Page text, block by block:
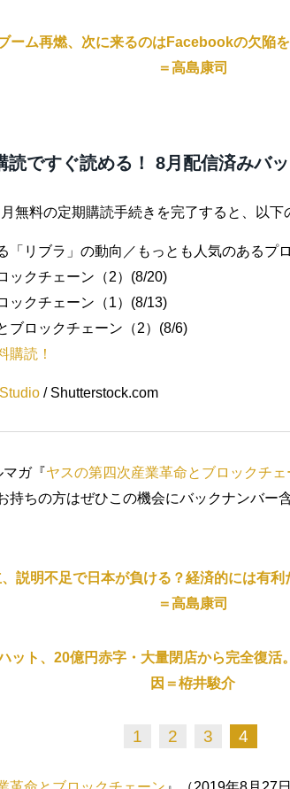
ーム再燃、次に来るのはFacebookの欠陥
＝高島康司
読ですぐ読める！ 8月配信済みバ
無料の定期購読手続きを完了すると、以下
「リブラ」の動向／もっとも人気のあるプ
ックチェーン（2）(8/20)
ックチェーン（1）(8/13)
ブロックチェーン（2）(8/6)
購読！
/ Shutterstock.com
ガ『ヤスの第四次産業革命とブロックチェ
持ちの方はぜひこの機会にバックナンバー
、説明不足で日本が負ける？経済的には有
＝高島康司
ット、20億円赤字・大量閉店から完全復
因＝栫井駿介
1 2 3 4